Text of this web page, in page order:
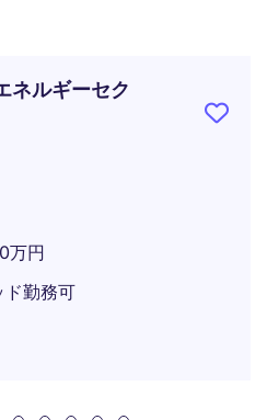
ネルギーセク
万円
ド勤務可